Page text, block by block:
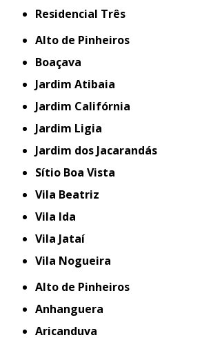
Residencial Três
Alto de Pinheiros
Boaçava
Jardim Atibaia
Jardim Califórnia
Jardim Ligia
Jardim dos Jacarandás
Sítio Boa Vista
Vila Beatriz
Vila Ida
Vila Jataí
Vila Nogueira
Alto de Pinheiros
Anhanguera
Aricanduva